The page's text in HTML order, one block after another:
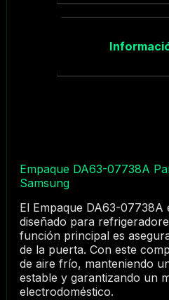
Empaque DA63-07738A
Samsung
El Empaque DA63-
diseñado para
función principal es
de la puerta. Con este
de aire frío, manteniendo
estable y garantizando un
electrodoméstico.